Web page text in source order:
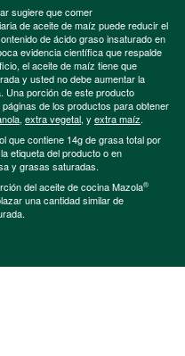
sugiere que comer
de aceite de maíz puede reducir el
de ácido graso insaturado en
evidencia científica que respalde
el aceite de maíz tiene que
y usted no debe aumentar la
Una porción de este producto
de los productos para obtener
, extra vegetal, y extra maíz.
que contiene 14g de grasa total por
etiqueta del producto o en
y grasas saturadas.
del aceite de cocina Mazola®
una cantidad similar de